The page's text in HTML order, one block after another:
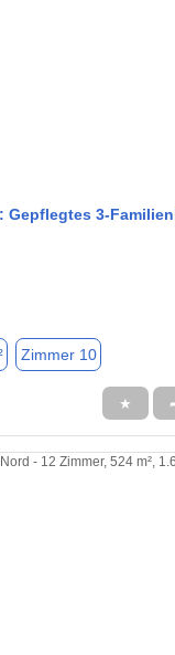
Gepflegtes 3-
Zimmer 10
★